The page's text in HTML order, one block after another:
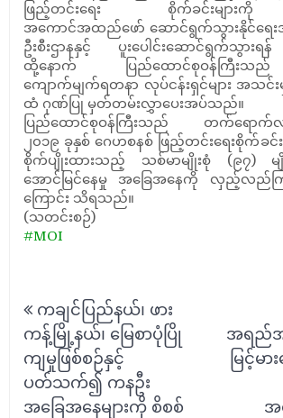
ဖြည့်တင်းရေး စိုက်ခင်းမျ
အကောင်အထည်ဖော် ဆောင်ရွက်သွားနိုင်ရ
ဦးစီးဌာနနှင့် ပူးပေါင်းဆောင်ရွက်သွား
ထို့နောက် ပြည်ထောင်စုဝန်ကြီးသည်
ကျောက်မျက်ရတနာ လုပ်ငန်းရှင်များ အသင်း
ထံ ဂုဏ်ပြု မှတ်တမ်းလွှာပေးအပ်သည်။
ပြည်ထောင်စုဝန်ကြီးသည် တက်ရောက်လ
၂၀၁၉ ခုနှစ် ဂေဟစနစ် ဖြည့်တင်းရေးစိုက်ခ
စိုက်ပျိုးထားသည့် သစ်မာမျိုးစုံ (၉၇)
အောင်မြင်နေမှု အခြေအနေကို လှည့်လည်
ကြောင်း သိရသည်။
(သတင်းစဉ်)
#MOI
Post
navigation
ကချင်ပြည်နယ်၊ ဖား
ကန့်မြို့နယ်၊ မြေစာပုံပြို
ကျမှုဖြစ်စဉ်နှင့်
ပတ်သက်၍ ကနဦး
အခြေအနေများကို စိစစ်
အရည်အ
မြင့်မာ
အ